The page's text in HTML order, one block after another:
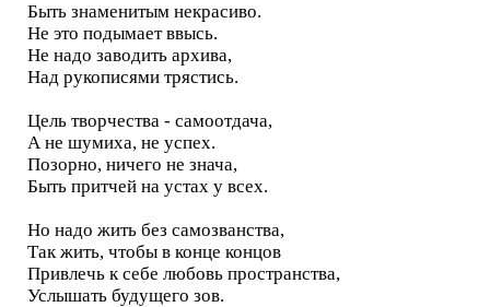
Быть знаменитым некрасиво.
Не это подымает ввысь.
Не надо заводить архива,
Над рукописями трястись.
Цель творчества - самоотдача,
А не шумиха, не успех.
Позорно, ничего не знача,
Быть притчей на устах у всех.
Но надо жить без самозванства,
Так жить, чтобы в конце концов
Привлечь к себе любовь пространства,
Услышать будущего зов.